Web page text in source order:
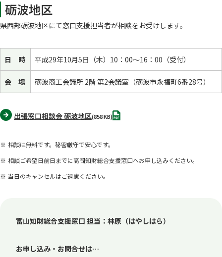
砺波地区
県西部砺波地区にて窓口支援担当者が相談をお受けします。
日 時 平成29年10月5日（木）10：00～16：00（受付）
会 場 砺波商工会議所 2階 第2会議室（砺波市永福町6番28号）
出張窓口相談会 砺波地区(858 KB)PDF
相談は無料です。秘密厳守で安心です。
相談ご希望日前日までに高岡知財総合支援窓口へお申し込みください。
当日のキャンセルはご遠慮ください。
富山知財総合支援窓口 担当：林原（はやしはら）
お申し込み・お問合せは…